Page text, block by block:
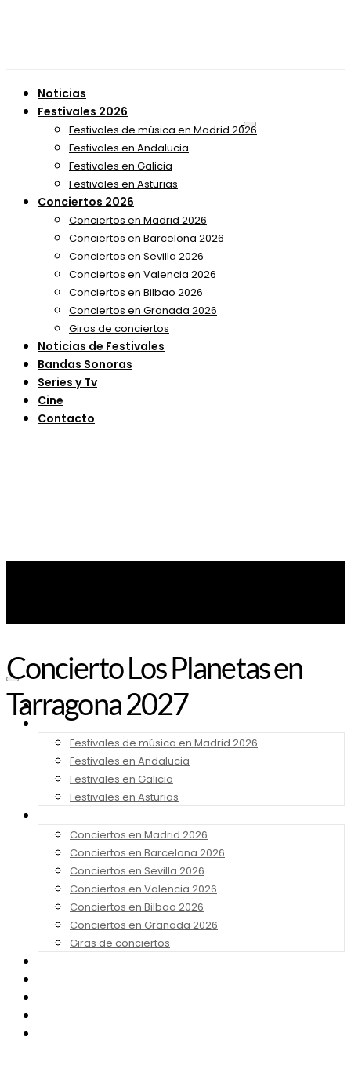
Noticias
Festivales 2026
Festivales de música en Madrid 2026
Festivales en Andalucia
Festivales en Galicia
Festivales en Asturias
Conciertos 2026
Conciertos en Madrid 2026
Conciertos en Barcelona 2026
Conciertos en Sevilla 2026
Conciertos en Valencia 2026
Conciertos en Bilbao 2026
Conciertos en Granada 2026
Giras de conciertos
Noticias de Festivales
Bandas Sonoras
Series y Tv
Cine
Contacto
Noticias
Festivales 2026
Festivales de música en Madrid 2026
Festivales en Andalucia
Festivales en Galicia
Festivales en Asturias
Conciertos en Madrid 2026
Conciertos en Barcelona 2026
Conciertos en Sevilla 2026
Conciertos en Valencia 2026
Conciertos en Bilbao 2026
Conciertos en Granada 2026
Giras de conciertos
Concierto Los Planetas en
Tarragona 2027